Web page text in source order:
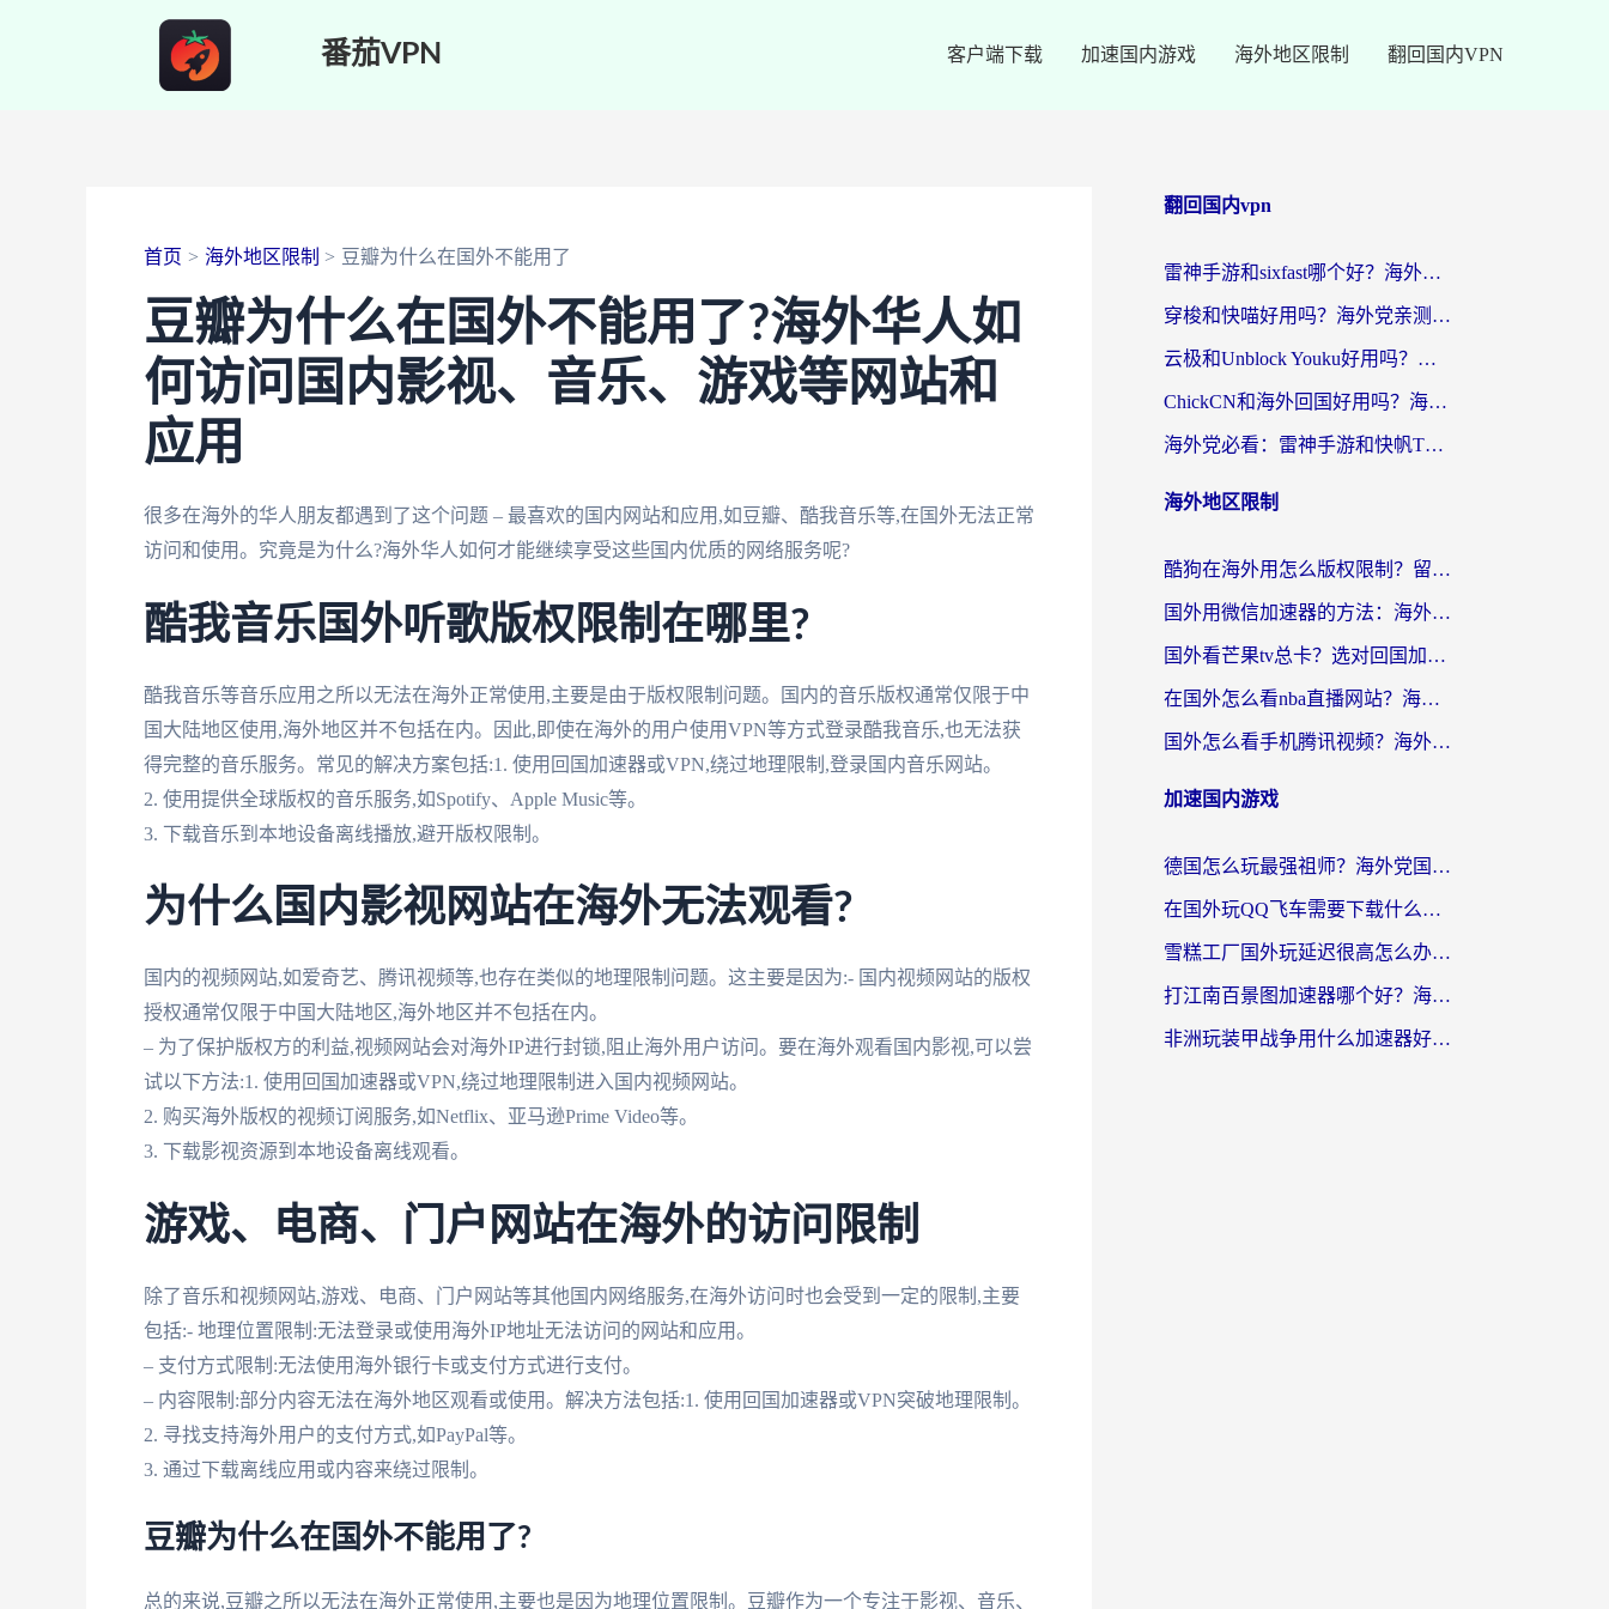
番茄VPN 客户端下载 加速国内游戏 海外地区限制 翻回国内VPN
首页 海外地区限制 豆瓣为什么在国外不能用了
豆瓣为什么在国外不能用了?海外华人如
何访问国内影视、音乐、游戏等网站和
应用
很多在海外的华人朋友都遇到了这个问题 – 最喜欢的国内网站和应用,如豆瓣、酷我音乐等,在国外无法正常
访问和使用。究竟是为什么?海外华人如何才能继续享受这些国内优质的网络服务呢?
酷我音乐国外听歌版权限制在哪里?
酷我音乐等音乐应用之所以无法在海外正常使用,主要是由于版权限制问题。国内的音乐版权通常仅限于中
国大陆地区使用,海外地区并不包括在内。因此,即使在海外的用户使用VPN等方式登录酷我音乐,也无法获
得完整的音乐服务。常见的解决方案包括:1. 使用回国加速器或VPN,绕过地理限制,登录国内音乐网站。
2. 使用提供全球版权的音乐服务,如Spotify、Apple Music等。
3. 下载音乐到本地设备离线播放,避开版权限制。
为什么国内影视网站在海外无法观看?
国内的视频网站,如爱奇艺、腾讯视频等,也存在类似的地理限制问题。这主要是因为:- 国内视频网站的版权
授权通常仅限于中国大陆地区,海外地区并不包括在内。
– 为了保护版权方的利益,视频网站会对海外IP进行封锁,阻止海外用户访问。要在海外观看国内影视,可以尝
试以下方法:1. 使用回国加速器或VPN,绕过地理限制进入国内视频网站。
2. 购买海外版权的视频订阅服务,如Netflix、亚马逊Prime Video等。
3. 下载影视资源到本地设备离线观看。
游戏、电商、门户网站在海外的访问限制
除了音乐和视频网站,游戏、电商、门户网站等其他国内网络服务,在海外访问时也会受到一定的限制,主要
包括:- 地理位置限制:无法登录或使用海外IP地址无法访问的网站和应用。
– 支付方式限制:无法使用海外银行卡或支付方式进行支付。
– 内容限制:部分内容无法在海外地区观看或使用。解决方法包括:1. 使用回国加速器或VPN突破地理限制。
2. 寻找支持海外用户的支付方式,如PayPal等。
3. 通过下载离线应用或内容来绕过限制。
豆瓣为什么在国外不能用了?
总的来说,豆瓣之所以无法在海外正常使用,主要也是因为地理位置限制。豆瓣作为一个专注于影视、音乐、
翻回国内vpn
雷神手游和sixfast哪个好？海外党亲测3款回国加速器，教你选对不踩坑
穿梭和快喵好用吗？海外党亲测：小众加速器对比+番茄加速器深度体验
云极和Unblock Youku好用吗？海外党亲测+2026回国加速器避坑指南
ChickCN和海外回国好用吗？海外党2026亲测：从手游到影音，选对加速器的3个关键
海外党必看：雷神手游和快帆TV版好用吗？3步选对回国加速器不踩坑
海外地区限制
酷狗在海外用怎么版权限制？留学生亲测：3步解决听国内音乐难题
国外用微信加速器的方法：海外党无缝连接国内生活的实用指南
国外看芒果tv总卡？选对回国加速器，轻松追《浪姐》不费劲
在国外怎么看nba直播网站？海外党专属体育观赛指南，告别地区限制！
国外怎么看手机腾讯视频？海外党亲测有效的追剧加速器选择指南
加速国内游戏
德国怎么玩最强祖师？海外党国服游戏加速器选择全攻略（附宝可梦Online实测）
在国外玩QQ飞车需要下载什么加速器呢？海外党亲测有效的国服游戏加速指南
雪糕工厂国外玩延迟很高怎么办？海外玩家国服游戏加速终极攻略（附实测推荐）
打江南百景图加速器哪个好？海外党踩坑N次后，终于找到不卡的秘诀
非洲玩装甲战争用什么加速器好？海外党亲测有效的国服游戏加速方案